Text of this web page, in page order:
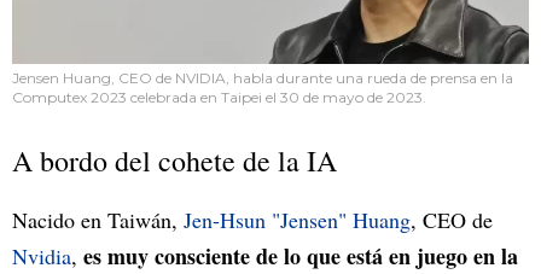
Jensen Huang, CEO de NVIDIA, habla durante una rueda de prensa en la
Computex 2023 celebrada en Taipei el 30 de mayo de 2023.
A bordo del cohete de la IA
Nacido en Taiwán, Jen-Hsun "Jensen" Huang, CEO de
Nvidia, es muy consciente de lo que está en juego en la